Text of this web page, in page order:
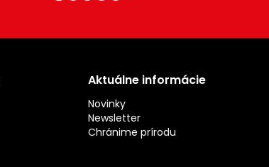
Aktuálne informácie
Novinky
Newsletter
Chránime prírodu